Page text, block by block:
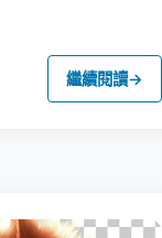
繼續閱讀→